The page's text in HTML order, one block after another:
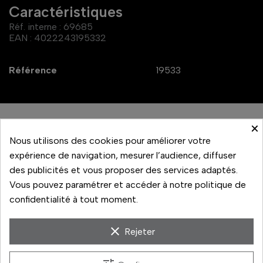
Caractéristiques
Réf. interne : 69685
EAN : 4022243195332
Référence 19533
Le repose pouce en aluminium ou en laiton peut être
inséré dans la griffe du Q3 pour une meilleure ergonomie.
En plus d'assurer une manipulation sûre de l'appareil
photo (en particulier lors de prises de vue photo et vidéo à
une main), le repose pouce permet également une
pose longue.
×
Nous utilisons des cookies pour améliorer votre
expérience de navigation, mesurer l’audience, diffuser
des publicités et vous proposer des services adaptés.
Vous pouvez paramétrer et accéder à notre politique de
confidentialité à tout moment.
clear Rejeter